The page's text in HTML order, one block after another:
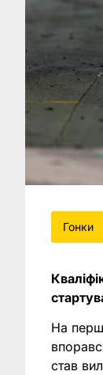
Гонки
На
став